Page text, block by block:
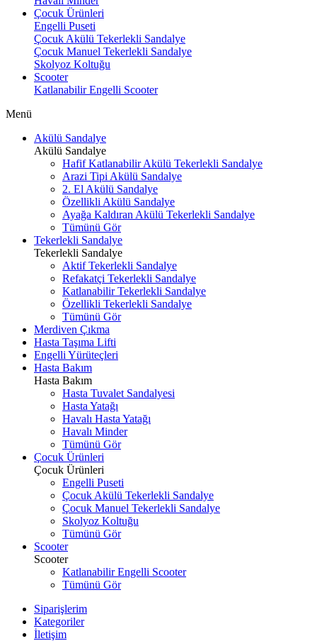
Çocuk Ürünleri
Engelli Puseti
Çocuk Akülü Tekerlekli Sandalye
Çocuk Manuel Tekerlekli Sandalye
Skolyoz Koltuğu
Scooter
Katlanabilir Engelli Scooter
Menü
Akülü Sandalye
Akülü Sandalye
Hafif Katlanabilir Akülü Tekerlekli Sandalye
Arazi Tipi Akülü Sandalye
2. El Akülü Sandalye
Özellikli Akülü Sandalye
Ayağa Kaldıran Akülü Tekerlekli Sandalye
Tümünü Gör
Tekerlekli Sandalye
Tekerlekli Sandalye
Aktif Tekerlekli Sandalye
Refakatçi Tekerlekli Sandalye
Katlanabilir Tekerlekli Sandalye
Özellikli Tekerlekli Sandalye
Tümünü Gör
Merdiven Çıkma
Hasta Taşıma Lifti
Engelli Yürüteçleri
Hasta Bakım
Hasta Bakım
Hasta Tuvalet Sandalyesi
Hasta Yatağı
Havalı Hasta Yatağı
Havalı Minder
Tümünü Gör
Çocuk Ürünleri
Çocuk Ürünleri
Engelli Puseti
Çocuk Akülü Tekerlekli Sandalye
Çocuk Manuel Tekerlekli Sandalye
Skolyoz Koltuğu
Tümünü Gör
Scooter
Scooter
Katlanabilir Engelli Scooter
Tümünü Gör
Siparişlerim
Kategoriler
İletişim